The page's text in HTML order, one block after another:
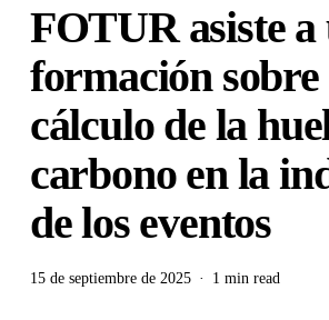
FOTUR asiste a
formación sobre
cálculo de la
carbono en la
de los eventos
15 de septiembre de 2025 1 min read